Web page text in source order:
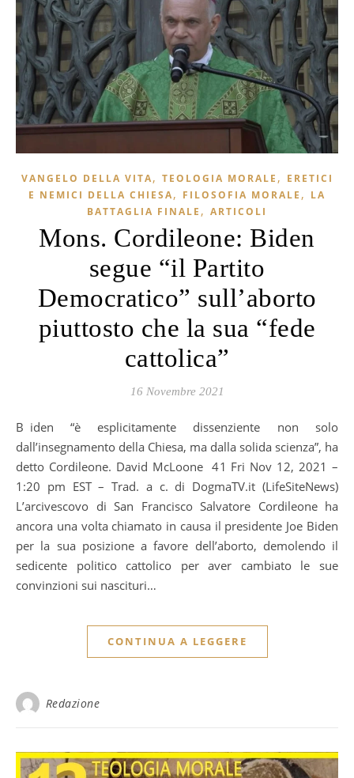
VANGELO DELLA VITA, TEOLOGIA MORALE , ERETICI
E NEMICI DELLA CHIESA, FILOSOFIA MORALE , LA
BATTAGLIA FINALE , ARTICOLI
Mons. Cordileone: Biden
segue “il Partito
Democratico” sull’aborto
piuttosto che la sua “fede
cattolica”
16 Novembre 2021
Biden “è esplicitamente dissenziente non solo
dall’insegnamento della Chiesa, ma dalla solida scienza”, ha
detto Cordileone. David McLoone 41 Fri Nov 12, 2021 –
1:20 pm EST – Trad. a c. di DogmaTV.it (LifeSiteNews)
L’arcivescovo di San Francisco Salvatore Cordileone ha
ancora una volta chiamato in causa il presidente Joe Biden
per la sua posizione a favore dell’aborto, demolendo il
sedicente politico cattolico per aver cambiato le sue
convinzioni sui nascituri…
CONTINUA A LEGGERE
Redazione